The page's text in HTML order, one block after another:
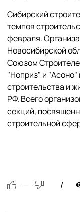
Сибирский
темпов
февраля.
Новосибирской
Союзом
"Ноприз" и
строительства и
РФ. Всего
секций,
строительной
—